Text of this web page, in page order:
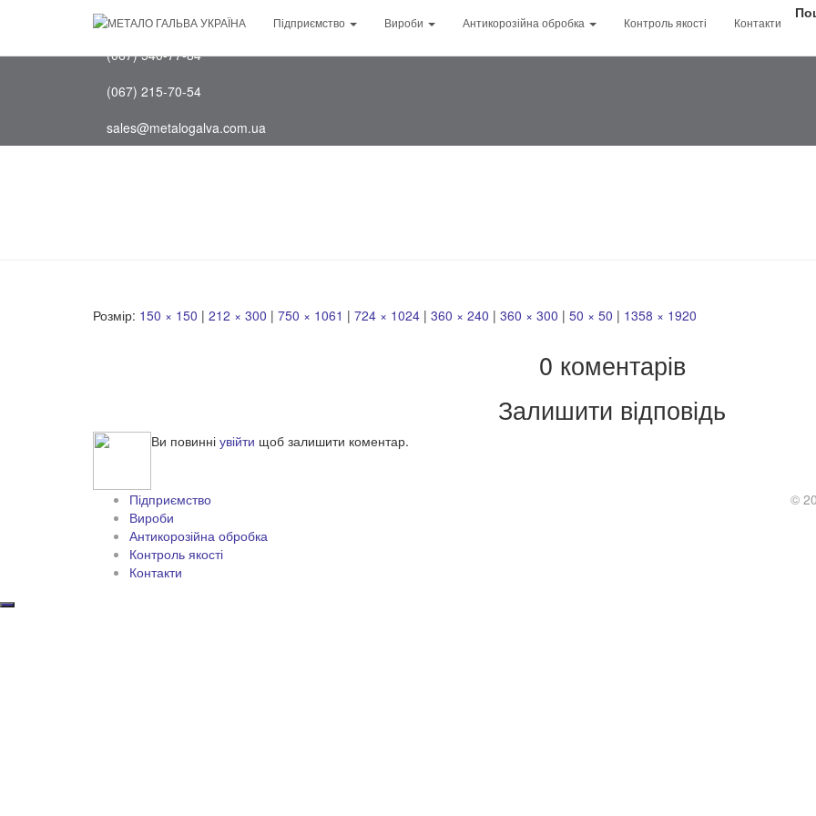
Youtube
(097) 202-75-88
(067) 540-77-84
(067) 215-70-54
sales@metalogalva.com.ua
Підприємство Вироби Антикорозійна обробка Контроль якості Контакти
Розмір: 150 × 150 | 212 × 300 | 750 × 1061 | 724 × 1024 | 360 × 240 | 360 × 300 | 50 × 50 | 1358 × 1920
0 коментарів
Залишити відповідь
Ви повинні увійти щоб залишити коментар.
Підприємство
Вироби
Антикорозійна обробка
Контроль якості
Контакти
©